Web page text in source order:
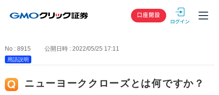
GMOクリック
口座開設
No : 8915 公開日時 : 2022/05/25 17:11
用語説明
ニューヨーククローズとは何ですか？